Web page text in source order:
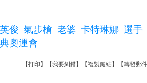
俊 氣步槍 老婆 卡特琳娜 選手
奧運會
【打印 】【我要糾錯】【複製鏈結】【轉發郵件